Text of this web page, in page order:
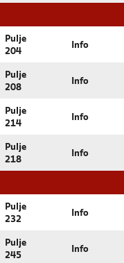
Pulje
204
Info
Pulje
208
Info
Pulje
214
Info
Pulje
218
Info
Pulje
232
Info
Pulje
245
Info